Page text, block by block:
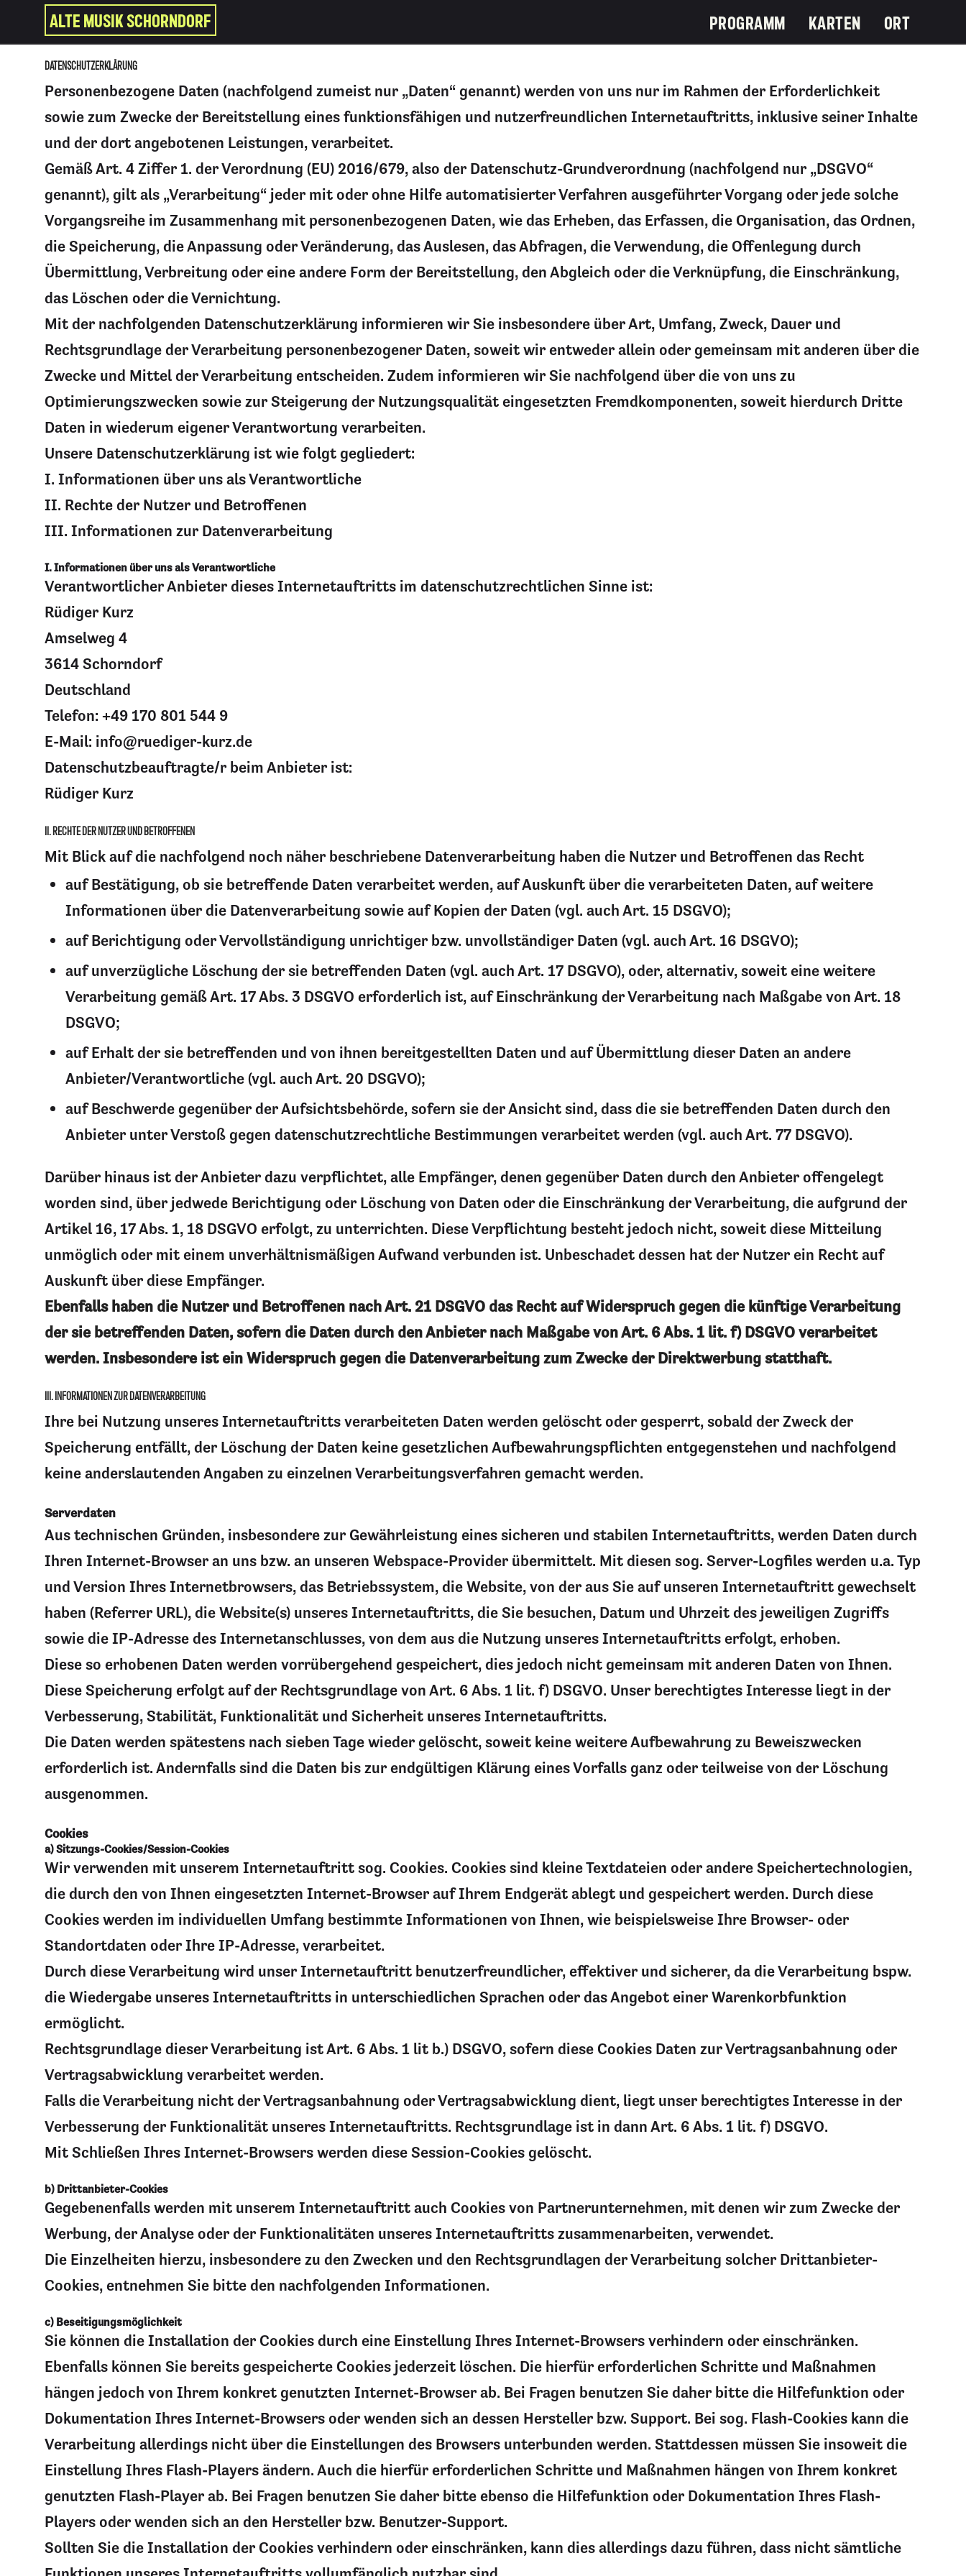
ALTE MUSIK SCHORNDORF PROGRAMM KARTEN ORT
DATENSCHUTZERKLÄRUNG
Personenbezogene Daten (nachfolgend zumeist nur „Daten“ genannt) werden von uns nur im Rahmen der Erforderlichkeit
sowie zum Zwecke der Bereitstellung eines funktionsfähigen und nutzerfreundlichen Internetauftritts, inklusive seiner Inhalte
und der dort angebotenen Leistungen, verarbeitet.
Gemäß Art. 4 Ziffer 1. der Verordnung (EU) 2016/679, also der Datenschutz-Grundverordnung (nachfolgend nur „DSGVO“
genannt), gilt als „Verarbeitung“ jeder mit oder ohne Hilfe automatisierter Verfahren ausgeführter Vorgang oder jede solche
Vorgangsreihe im Zusammenhang mit personenbezogenen Daten, wie das Erheben, das Erfassen, die Organisation, das Ordnen,
die Speicherung, die Anpassung oder Veränderung, das Auslesen, das Abfragen, die Verwendung, die Offenlegung durch
Übermittlung, Verbreitung oder eine andere Form der Bereitstellung, den Abgleich oder die Verknüpfung, die Einschränkung,
das Löschen oder die Vernichtung.
Mit der nachfolgenden Datenschutzerklärung informieren wir Sie insbesondere über Art, Umfang, Zweck, Dauer und
Rechtsgrundlage der Verarbeitung personenbezogener Daten, soweit wir entweder allein oder gemeinsam mit anderen über die
Zwecke und Mittel der Verarbeitung entscheiden. Zudem informieren wir Sie nachfolgend über die von uns zu
Optimierungszwecken sowie zur Steigerung der Nutzungsqualität eingesetzten Fremdkomponenten, soweit hierdurch Dritte
Daten in wiederum eigener Verantwortung verarbeiten.
Unsere Datenschutzerklärung ist wie folgt gegliedert:
I. Informationen über uns als Verantwortliche
II. Rechte der Nutzer und Betroffenen
III. Informationen zur Datenverarbeitung
I. Informationen über uns als Verantwortliche
Verantwortlicher Anbieter dieses Internetauftritts im datenschutzrechtlichen Sinne ist:
Rüdiger Kurz
Amselweg 4
3614 Schorndorf
Deutschland
Telefon: +49 170 801 544 9
E-Mail: info@ruediger-kurz.de
Datenschutzbeauftragte/r beim Anbieter ist:
Rüdiger Kurz
II. RECHTE DER NUTZER UND BETROFFENEN
Mit Blick auf die nachfolgend noch näher beschriebene Datenverarbeitung haben die Nutzer und Betroffenen das Recht
auf Bestätigung, ob sie betreffende Daten verarbeitet werden, auf Auskunft über die verarbeiteten Daten, auf weitere
Informationen über die Datenverarbeitung sowie auf Kopien der Daten (vgl. auch Art. 15 DSGVO);
auf Berichtigung oder Vervollständigung unrichtiger bzw. unvollständiger Daten (vgl. auch Art. 16 DSGVO);
auf unverzügliche Löschung der sie betreffenden Daten (vgl. auch Art. 17 DSGVO), oder, alternativ, soweit eine weitere
Verarbeitung gemäß Art. 17 Abs. 3 DSGVO erforderlich ist, auf Einschränkung der Verarbeitung nach Maßgabe von Art. 18
DSGVO;
auf Erhalt der sie betreffenden und von ihnen bereitgestellten Daten und auf Übermittlung dieser Daten an andere
Anbieter/Verantwortliche (vgl. auch Art. 20 DSGVO);
auf Beschwerde gegenüber der Aufsichtsbehörde, sofern sie der Ansicht sind, dass die sie betreffenden Daten durch den
Anbieter unter Verstoß gegen datenschutzrechtliche Bestimmungen verarbeitet werden (vgl. auch Art. 77 DSGVO).
Darüber hinaus ist der Anbieter dazu verpflichtet, alle Empfänger, denen gegenüber Daten durch den Anbieter offengelegt
worden sind, über jedwede Berichtigung oder Löschung von Daten oder die Einschränkung der Verarbeitung, die aufgrund der
Artikel 16, 17 Abs. 1, 18 DSGVO erfolgt, zu unterrichten. Diese Verpflichtung besteht jedoch nicht, soweit diese Mitteilung
unmöglich oder mit einem unverhältnismäßigen Aufwand verbunden ist. Unbeschadet dessen hat der Nutzer ein Recht auf
Auskunft über diese Empfänger.
Ebenfalls haben die Nutzer und Betroffenen nach Art. 21 DSGVO das Recht auf Widerspruch gegen die künftige Verarbeitung
der sie betreffenden Daten, sofern die Daten durch den Anbieter nach Maßgabe von Art. 6 Abs. 1 lit. f) DSGVO verarbeitet
werden. Insbesondere ist ein Widerspruch gegen die Datenverarbeitung zum Zwecke der Direktwerbung statthaft.
III. INFORMATIONEN ZUR DATENVERARBEITUNG
Ihre bei Nutzung unseres Internetauftritts verarbeiteten Daten werden gelöscht oder gesperrt, sobald der Zweck der
Speicherung entfällt, der Löschung der Daten keine gesetzlichen Aufbewahrungspflichten entgegenstehen und nachfolgend
keine anderslautenden Angaben zu einzelnen Verarbeitungsverfahren gemacht werden.
Serverdaten
Aus technischen Gründen, insbesondere zur Gewährleistung eines sicheren und stabilen Internetauftritts, werden Daten durch
Ihren Internet-Browser an uns bzw. an unseren Webspace-Provider übermittelt. Mit diesen sog. Server-Logfiles werden u.a. Typ
und Version Ihres Internetbrowsers, das Betriebssystem, die Website, von der aus Sie auf unseren Internetauftritt gewechselt
haben (Referrer URL), die Website(s) unseres Internetauftritts, die Sie besuchen, Datum und Uhrzeit des jeweiligen Zugriffs
sowie die IP-Adresse des Internetanschlusses, von dem aus die Nutzung unseres Internetauftritts erfolgt, erhoben.
Diese so erhobenen Daten werden vorrübergehend gespeichert, dies jedoch nicht gemeinsam mit anderen Daten von Ihnen.
Diese Speicherung erfolgt auf der Rechtsgrundlage von Art. 6 Abs. 1 lit. f) DSGVO. Unser berechtigtes Interesse liegt in der
Verbesserung, Stabilität, Funktionalität und Sicherheit unseres Internetauftritts.
Die Daten werden spätestens nach sieben Tage wieder gelöscht, soweit keine weitere Aufbewahrung zu Beweiszwecken
erforderlich ist. Andernfalls sind die Daten bis zur endgültigen Klärung eines Vorfalls ganz oder teilweise von der Löschung
ausgenommen.
Cookies
a) Sitzungs-Cookies/Session-Cookies
Wir verwenden mit unserem Internetauftritt sog. Cookies. Cookies sind kleine Textdateien oder andere Speichertechnologien,
die durch den von Ihnen eingesetzten Internet-Browser auf Ihrem Endgerät ablegt und gespeichert werden. Durch diese
Cookies werden im individuellen Umfang bestimmte Informationen von Ihnen, wie beispielsweise Ihre Browser- oder
Standortdaten oder Ihre IP-Adresse, verarbeitet.
Durch diese Verarbeitung wird unser Internetauftritt benutzerfreundlicher, effektiver und sicherer, da die Verarbeitung bspw.
die Wiedergabe unseres Internetauftritts in unterschiedlichen Sprachen oder das Angebot einer Warenkorbfunktion
ermöglicht.
Rechtsgrundlage dieser Verarbeitung ist Art. 6 Abs. 1 lit b.) DSGVO, sofern diese Cookies Daten zur Vertragsanbahnung oder
Vertragsabwicklung verarbeitet werden.
Falls die Verarbeitung nicht der Vertragsanbahnung oder Vertragsabwicklung dient, liegt unser berechtigtes Interesse in der
Verbesserung der Funktionalität unseres Internetauftritts. Rechtsgrundlage ist in dann Art. 6 Abs. 1 lit. f) DSGVO.
Mit Schließen Ihres Internet-Browsers werden diese Session-Cookies gelöscht.
b) Drittanbieter-Cookies
Gegebenenfalls werden mit unserem Internetauftritt auch Cookies von Partnerunternehmen, mit denen wir zum Zwecke der
Werbung, der Analyse oder der Funktionalitäten unseres Internetauftritts zusammenarbeiten, verwendet.
Die Einzelheiten hierzu, insbesondere zu den Zwecken und den Rechtsgrundlagen der Verarbeitung solcher Drittanbieter-
Cookies, entnehmen Sie bitte den nachfolgenden Informationen.
c) Beseitigungsmöglichkeit
Sie können die Installation der Cookies durch eine Einstellung Ihres Internet-Browsers verhindern oder einschränken.
Ebenfalls können Sie bereits gespeicherte Cookies jederzeit löschen. Die hierfür erforderlichen Schritte und Maßnahmen
hängen jedoch von Ihrem konkret genutzten Internet-Browser ab. Bei Fragen benutzen Sie daher bitte die Hilfefunktion oder
Dokumentation Ihres Internet-Browsers oder wenden sich an dessen Hersteller bzw. Support. Bei sog. Flash-Cookies kann die
Verarbeitung allerdings nicht über die Einstellungen des Browsers unterbunden werden. Stattdessen müssen Sie insoweit die
Einstellung Ihres Flash-Players ändern. Auch die hierfür erforderlichen Schritte und Maßnahmen hängen von Ihrem konkret
genutzten Flash-Player ab. Bei Fragen benutzen Sie daher bitte ebenso die Hilfefunktion oder Dokumentation Ihres Flash-
Players oder wenden sich an den Hersteller bzw. Benutzer-Support.
Sollten Sie die Installation der Cookies verhindern oder einschränken, kann dies allerdings dazu führen, dass nicht sämtliche